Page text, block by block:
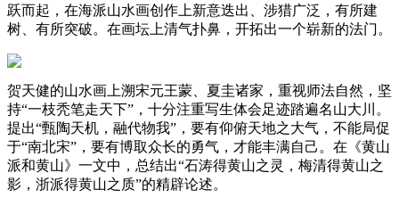
跃而起，在海派山水画创作上新意迭出、涉猎广泛，有所建
树、有所突破。在画坛上清气扑鼻，开拓出一个崭新的法门。
贺天健的山水画上溯宋元王蒙、夏圭诸家，重视师法自然，坚
持“一枝秃笔走天下”，十分注重写生体会足迹踏遍名山大川。
提出“甄陶天机，融代物我”，要有仰俯天地之大气，不能局促
于“南北宋”，要有博取众长的勇气，才能丰满自己。在《黄山
派和黄山》一文中，总结出“石涛得黄山之灵，梅清得黄山之
影，浙派得黄山之质”的精辟论述。